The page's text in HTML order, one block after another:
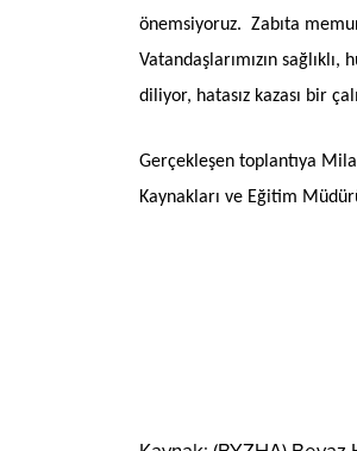
önemsiyoruz. Zabıta
Vatandaşlarımızın
diliyor, hatasız kazası bir
Gerçekleşen toplantıya
Kaynakları ve Eğitim